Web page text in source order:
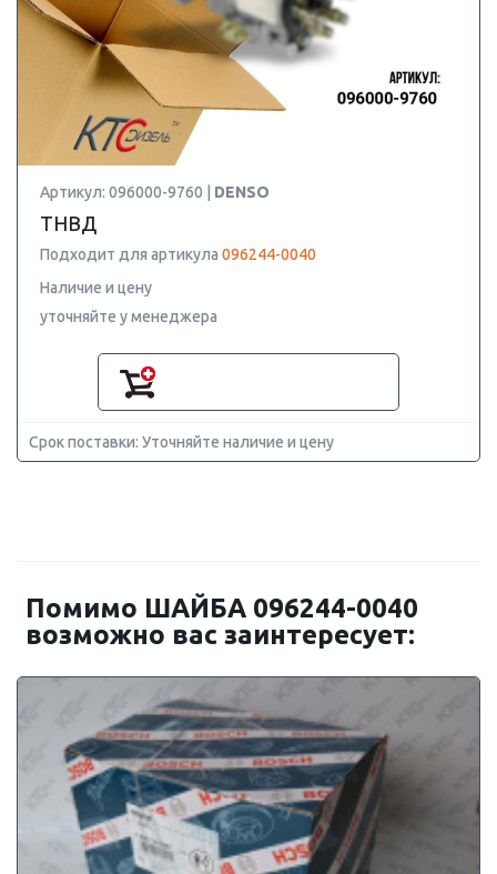
Артикул: 096000-9760 | DENSO
ТНВД
Подходит для артикула 096244-0040
Наличие и цену
уточняйте у менеджера
Срок поставки: Уточняйте наличие и цену
Помимо ШАЙБА 096244-0040
возможно вас заинтересует: